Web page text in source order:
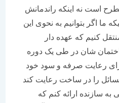
نه اینکه راندمانش
بتوانیم به نحوی این
که عهده دار
شان در طی یک دوره
صرفه و سود خود
در ساخت رعایت کند
ارائه کنم که